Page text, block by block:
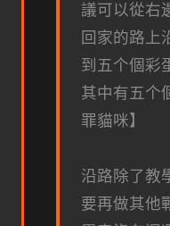
議可以從右
回家的路上
到五个個彩
其中有五个
罪貓咪】
沿路除了教
要再做其他